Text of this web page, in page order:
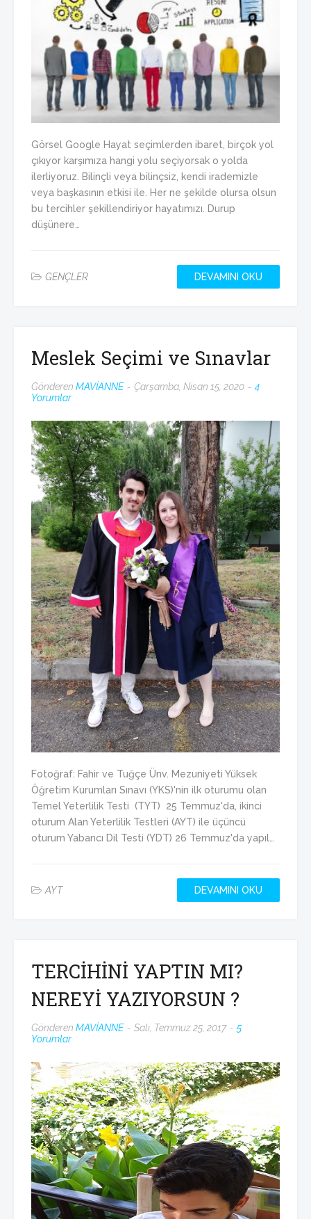
Görsel Google Hayat seçimlerden ibaret, birçok yol
çıkıyor karşımıza hangi yolu seçiyorsak o yolda
ilerliyoruz. Bilinçli veya bilinçsiz, kendi irademizle
veya başkasının etkisi ile. Her ne şekilde olursa olsun
bu tercihler şekillendiriyor hayatımızı. Durup
düşünere…
GENÇLER DEVAMINI OKU
Meslek Seçimi ve Sınavlar
Gönderen MAVİANNE Çarşamba, Nisan 15, 2020
4
Yorumlar
Fotoğraf: Fahir ve Tuğçe Ünv. Mezuniyeti Yüksek
Öğretim Kurumları Sınavı (YKS)'nin ilk oturumu olan
Temel Yeterlilik Testi (TYT) 25 Temmuz'da, ikinci
oturum Alan Yeterlilik Testleri (AYT) ile üçüncü
oturum Yabancı Dil Testi (YDT) 26 Temmuz'da yapıl…
AYT DEVAMINI OKU
TERCİHİNİ YAPTIN MI?
NEREYİ YAZIYORSUN ?
Gönderen MAVİANNE Salı, Temmuz 25, 2017
5
Yorumlar